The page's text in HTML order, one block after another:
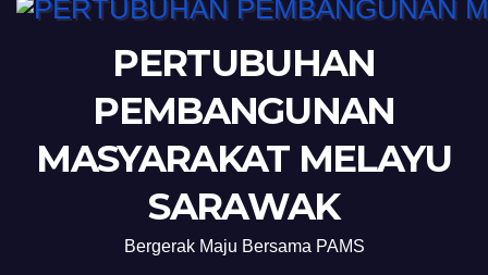
PERTUBUHAN
PEMBANGUNAN
MASYARAKAT MELAYU
SARAWAK
Bergerak Maju Bersama PAMS